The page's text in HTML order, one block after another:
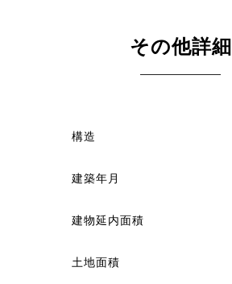
その他詳細
構造
建築年月
建物延内面積
土地面積